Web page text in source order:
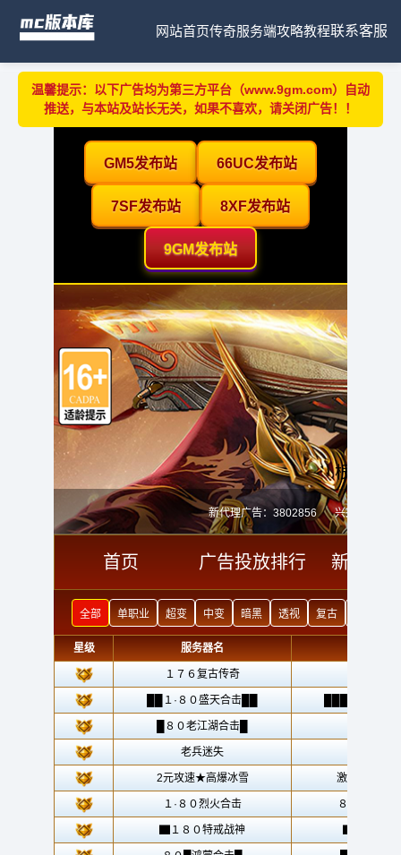
网站首页传奇服务端攻略教程联系客服
温馨提示：以下广告均为第三方平台（www.9gm.com）自动
推送，与本站及站长无关，如果不喜欢，请关闭广告！！